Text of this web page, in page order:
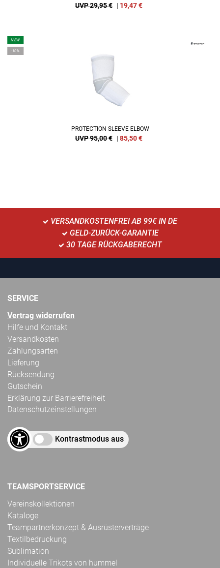
UVP 29,95 € | 19,47€
NEW
-10%
PROTECTION SLEEVE ELBOW
UVP 95,00 € | 85,50€
VERSANDKOSTENFREI AB 99€ IN DE
GELD-ZURÜCK-GARANTIE
30 TAGE RÜCKGABERECHT
SERVICE
Vertrag widerrufen
Hilfe und Kontakt
Versandkosten
Zahlungsarten
Lieferung
Rücksendung
Gutschein
Erklärung zur Barrierefreiheit
Datenschutzeinstellungen
Kontrastmodus aus
TEAMSPORTSERVICE
Vereinskollektionen
Kataloge
Teampartnerkonzept & Ausrüsterverträge
Textilbedruckung
Sublimation
Individuelle Trikots von hummel